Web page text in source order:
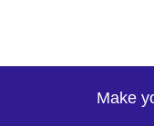
Make